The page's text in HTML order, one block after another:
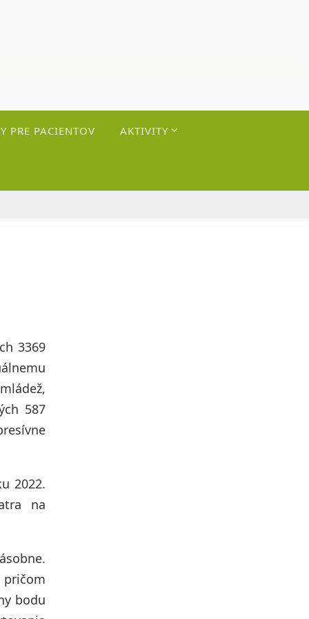
PRE PACIENTOV AKTIVITY
3369
587
2022.
na
pričom
bodu